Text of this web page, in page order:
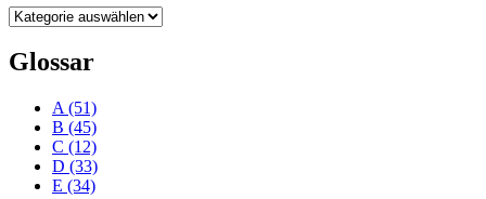
Kategorien
Glossar
A (51)
B (45)
C (12)
D (33)
E (34)